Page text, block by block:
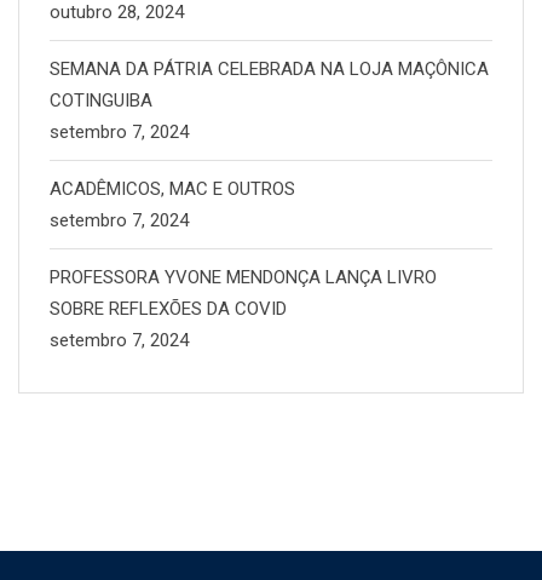
outubro 28, 2024
SEMANA DA PÁTRIA CELEBRADA NA LOJA MAÇÔNICA
COTINGUIBA
setembro 7, 2024
ACADÊMICOS, MAC E OUTROS
setembro 7, 2024
PROFESSORA YVONE MENDONÇA LANÇA LIVRO
SOBRE REFLEXÕES DA COVID
setembro 7, 2024